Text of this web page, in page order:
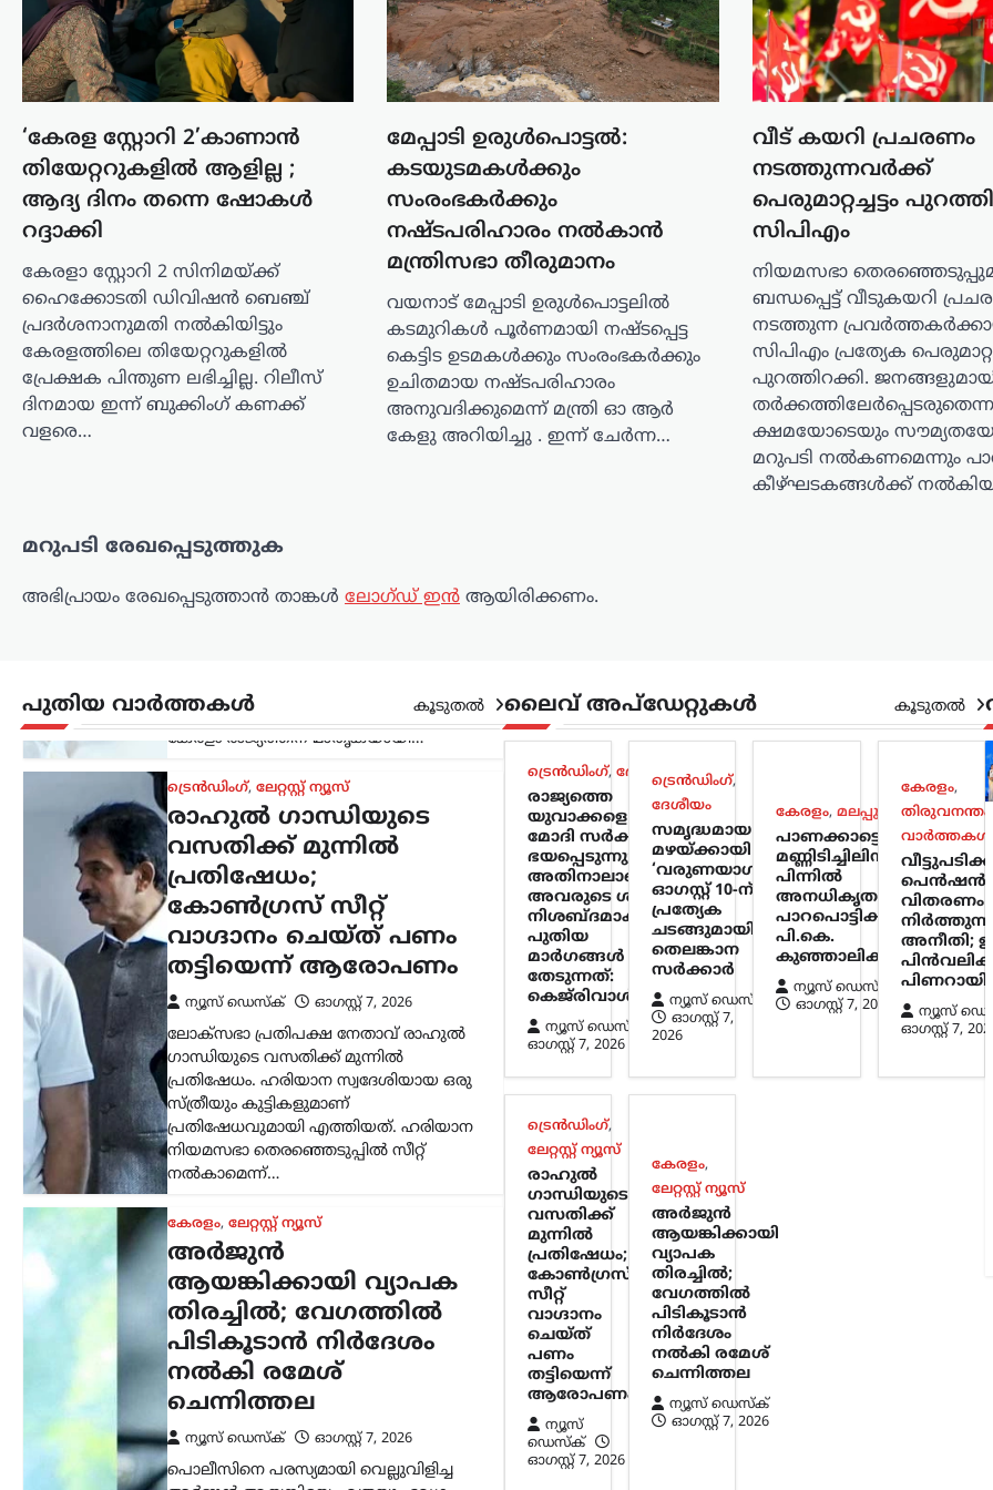
‘കേരള സ്റ്റോറി 2’കാണാൻ
തിയേറ്ററുകളിൽ ആളില്ല ;
ആദ്യ ദിനം തന്നെ ഷോകൾ
റദ്ദാക്കി
കേരളാ സ്റ്റോറി 2 സിനിമയ്ക്ക്
ഹൈക്കോടതി ഡിവിഷൻ ബെഞ്ച്
പ്രദർശനാനുമതി നൽകിയിട്ടും
കേരളത്തിലെ തിയേറ്ററുകളിൽ
പ്രേക്ഷക പിന്തുണ ലഭിച്ചില്ല. റിലീസ്
ദിനമായ ഇന്ന് ബുക്കിംഗ് കണക്ക്
വളരെ…
മേപ്പാടി ഉരുള്‍പൊട്ടല്‍:
കടയുടമകള്‍ക്കും
സംരംഭകര്‍ക്കും
നഷ്ടപരിഹാരം നൽകാൻ
മന്ത്രിസഭാ തീരുമാനം
വയനാട് മേപ്പാടി ഉരുള്‍പൊട്ടലില്‍
കടമുറികള്‍ പൂര്‍ണമായി നഷ്ടപ്പെട്ട
കെട്ടിട ഉടമകള്‍ക്കും സംരംഭകര്‍ക്കും
ഉചിതമായ നഷ്ടപരിഹാരം
അനുവദിക്കുമെന്ന് മന്ത്രി ഓ ആർ
കേളു അറിയിച്ചു . ഇന്ന് ചേര്‍ന്ന…
വീട് കയറി പ്രചരണം
നടത്തുന്നവർക്ക്
പെരുമാറ്റച്ചട്ടം
സിപിഎം
നിയമസഭാ
ബന്ധപ്പെട്ട് വീടുകയറി
നടത്തുന്ന
സിപിഎം പ്രത്യേക
പുറത്തിറക്കി.
ക്ഷമയോടെയും
മറുപടി നൽകണമെന്നും
കീഴ്ഘടകങ്ങൾക്ക്
മറുപടി രേഖപ്പെടുത്തുക
അഭിപ്രായം രേഖപ്പെടുത്താ‍ൻ താങ്കൾ ലോഗ്ഡ് ഇൻ ആയിരിക്കണം.
പുതിയ വാർത്തകൾ കൂടുതൽ
നിർത്തുന്നത് അനീതി;
ഉത്തരവ്
പിൻവലിക്കണമെന്ന്
പിണറായി വിജയൻ
ന്യൂസ് ഡെസ്ക് ഓഗസ്റ്റ്‌ 7, 2026
സഹകരണ ബാങ്കുകൾ മുഖേന
ഗുണഭോക്താക്കളുടെ വീടുകളിലെത്തി
ക്ഷേമപെൻഷൻ വിതരണം ചെയ്യുന്ന
സംവിധാനം അവസാനിപ്പിക്കാനുള്ള
സർക്കാർ നടപടിയെ വിമർശിച്ച്
പ്രതിപക്ഷ നേതാവ് പിണറായി വിജയൻ.
കേരളം രാജ്യത്തിന് മാതൃകയായി…
ട്രെൻഡിംഗ്,ലേറ്റസ്റ്റ് ന്യൂസ്
രാഹുൽ ഗാന്ധിയുടെ
വസതിക്ക് മുന്നിൽ
ലോക്സഭാ പ്രതിപക്ഷ നേതാവ് രാഹുൽ
പ്രതിഷേധവുമായി എത്തിയത്. ഹരിയാന
നിയമസഭാ തെരഞ്ഞെടുപ്പിൽ സീറ്റ്
നൽകാമെന്ന്…
കേരളം,ലേറ്റസ്റ്റ് ന്യൂസ്
അര്‍ജുന്‍
ആയങ്കിക്കായി വ്യാപക
തിരച്ചില്‍; വേഗത്തില്‍
പിടികൂടാന്‍ നിര്‍ദേശം
നല്‍കി രമേശ്
ചെന്നിത്തല
ന്യൂസ് ഡെസ്ക് ഓഗസ്റ്റ്‌ 7, 2026
പൊലീസിനെ പരസ്യമായി വെല്ലുവിളിച്ച
അര്‍ജുന്‍ ആയങ്കിയെ എത്രയും വേഗം
പിടികൂടാന്‍ ആഭ്യന്തരമന്ത്രി രമേശ്
ചെന്നിത്തല നിര്‍ദേശം നല്‍കിയതിനെ
തുടര്‍ന്ന് സംസ്ഥാനത്ത് പൊലീസ്
പരിശോധന ശക്തമാക്കി.
കൊച്ചിയടക്കമുള്ള വിവിധ…
ട്രെൻഡിംഗ്,ദേശീയം,
അയോധ്യ രാമക്ഷേത്ര
ഫണ്ടിൽ
ക്രമക്കേടില്ലെന്ന്
സർക്കാർ; 3,300 കോടി
രൂപയുടെ കണക്കുകൾ
ഓഡിറ്റ് ചെയ്തതായി
വിശദീകരണം
ന്യൂസ് ഡെസ്ക് ഓഗസ്റ്റ്‌ 7, 2026
ലൈവ് അപ്‌ഡേറ്റുകൾ കൂടുതൽ
ട്രെൻഡിംഗ്, ദേശീയം
രാജ്യത്തെ
യുവാക്കളെ
മോദി സർക്കാർ
ഭയപ്പെടുന്നു;
അതിനാലാണ്
അവരുടെ ശബ്ദം
നിശബ്ദമാക്കാൻ
പുതിയ
മാർഗങ്ങൾ
തേടുന്നത്:
കെജ്‌രിവാൾ
ന്യൂസ് ഡെസ്ക്
ഓഗസ്റ്റ്‌ 7, 2026
ട്രെൻഡിംഗ്,
ദേശീയം
സമൃദ്ധമായ
മഴയ്ക്കായി
‘വരുണയാഗം’;
ഓഗസ്റ്റ് 10-ന്
പ്രത്യേക
ചടങ്ങുമായി
തെലങ്കാന
സർക്കാർ
ന്യൂസ് ഡെസ്ക്
ഓഗസ്റ്റ്‌ 7,
2026
കേരളം,മലപ്പുറം
പാണക്കാട്ടെ
മണ്ണിടിച്ചിലിന്
പിന്നിൽ
അനധികൃത
പാറപൊട്ടിക്കൽ:
പി.കെ.
കുഞ്ഞാലിക്കുട്ടി
ന്യൂസ് ഡെസ്ക്
ഓഗസ്റ്റ്‌ 7, 2026
കേരളം,
വാർത്തകൾ
പെൻഷൻ
വിതരണം
അനീതി;
ന്യൂസ്
ഓഗസ്റ്റ്‌ 7, 2026
ട്രെൻഡിംഗ്,
ലേറ്റസ്റ്റ് ന്യൂസ്
രാഹുൽ
ഗാന്ധിയുടെ
വസതിക്ക്
മുന്നിൽ
പ്രതിഷേധം;
കോൺഗ്രസ്
സീറ്റ്
വാഗ്ദാനം
ചെയ്ത്
പണം
തട്ടിയെന്ന്
ആരോപണം
ന്യൂസ്
ഡെസ്ക്
ഓഗസ്റ്റ്‌ 7, 2026
കേരളം,
ലേറ്റസ്റ്റ് ന്യൂസ്
അര്‍ജുന്‍
ആയങ്കിക്കായി
വ്യാപക
തിരച്ചില്‍;
വേഗത്തില്‍
പിടികൂടാന്‍
നിര്‍ദേശം
നല്‍കി രമേശ്
ചെന്നിത്തല
ന്യൂസ് ഡെസ്ക്
ഓഗസ്റ്റ്‌ 7, 2026